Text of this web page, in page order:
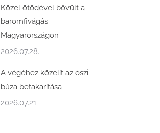
Közel ötödével bővült a
baromfivágás
Magyarországon
2026.07.28.
A végéhez közelít az őszi
búza betakarítása
2026.07.21.